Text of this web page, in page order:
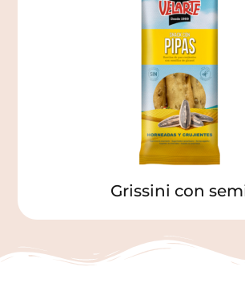
Grissini con